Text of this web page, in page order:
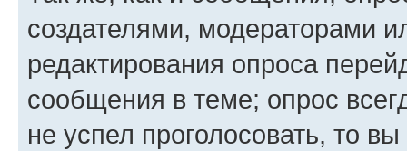
создателями, модераторами
редактирования опроса
сообщения в теме; опрос
не успел проголосовать, то